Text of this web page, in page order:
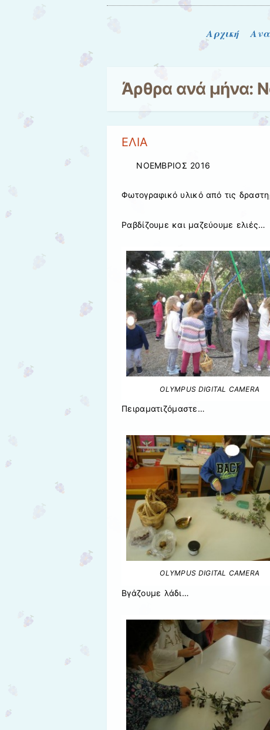
Μετάβαση στο περιεχόμενο
Αρχική
Άρθρα ανά μήνα:
ΕΛΙΑ
ΝΟΕΜΒΡΙΟΣ 2016
Φωτογραφικό υλικό από τις
Ραβδίζουμε και μαζεύουμε ελιές…
OLYMPUS DIGITAL CAMERA
Πειραματιζόμαστε…
OLYMPUS DIGITAL CAMERA
Βγάζουμε λάδι…